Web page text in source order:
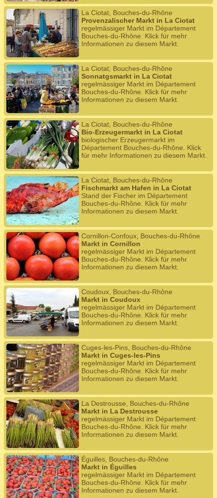
La Ciotat, Bouches-du-Rhône
Provenzalischer Markt in La Ciotat
regelmässiger Markt im Département
Bouches-du-Rhône. Klick für mehr
Informationen zu diesem Markt.
La Ciotat, Bouches-du-Rhône
Sonnatgsmarkt in La Ciotat
regelmässiger Markt im Département
Bouches-du-Rhône. Klick für mehr
Informationen zu diesem Markt.
La Ciotat, Bouches-du-Rhône
Bio-Erzeugermarkt in La Ciotat
biologischer Erzeugermarkt im
Département Bouches-du-Rhône. Klick
für mehr Informationen zu diesem Markt.
La Ciotat, Bouches-du-Rhône
Fischmarkt am Hafen in La Ciotat
Stand der Fischer im Département
Bouches-du-Rhône. Klick für mehr
Informationen zu diesem Markt.
Cornillon-Confoux, Bouches-du-Rhône
Markt in Cornillon
regelmässiger Markt im Département
Bouches-du-Rhône. Klick für mehr
Informationen zu diesem Markt.
Coudoux, Bouches-du-Rhône
Markt in Coudoux
regelmässiger Markt im Département
Bouches-du-Rhône. Klick für mehr
Informationen zu diesem Markt.
Cuges-les-Pins, Bouches-du-Rhône
Markt in Cuges-les-Pins
regelmässiger Markt im Département
Bouches-du-Rhône. Klick für mehr
Informationen zu diesem Markt.
La Destrousse, Bouches-du-Rhône
Markt in La Destrousse
regelmässiger Markt im Département
Bouches-du-Rhône. Klick für mehr
Informationen zu diesem Markt.
Éguilles, Bouches-du-Rhône
Markt in Éguilles
regelmässiger Markt im Département
Bouches-du-Rhône. Klick für mehr
Informationen zu diesem Markt.